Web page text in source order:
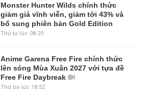
Monster Hunter Wilds chính thức
giảm giá vĩnh viễn, giảm tới 43% và
bổ sung phiên bản Gold Edition
Thứ tư lúc 08:29
Anime Garena Free Fire chính thức
lên sóng Mùa Xuân 2027 với tựa đề
Free Fire Daybreak
Thứ ba lúc 18:52